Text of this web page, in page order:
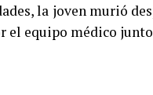
la joven murió
el equipo médico